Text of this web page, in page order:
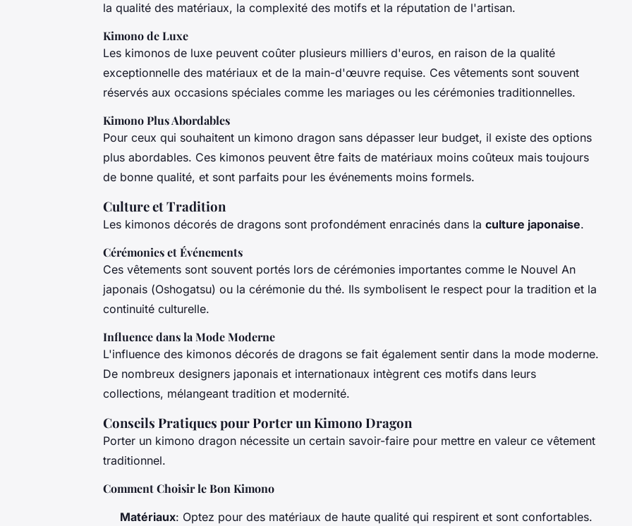
la qualité des matériaux, la complexité des motifs et la réputation de l'artisan.
Kimono de Luxe
Les kimonos de luxe peuvent coûter plusieurs milliers d'euros, en raison de la qualité
exceptionnelle des matériaux et de la main-d'œuvre requise. Ces vêtements sont souvent
réservés aux occasions spéciales comme les mariages ou les cérémonies traditionnelles.
Kimono Plus Abordables
Pour ceux qui souhaitent un kimono dragon sans dépasser leur budget, il existe des options
plus abordables. Ces kimonos peuvent être faits de matériaux moins coûteux mais toujours
de bonne qualité, et sont parfaits pour les événements moins formels.
Culture et Tradition
Les kimonos décorés de dragons sont profondément enracinés dans la culture japonaise.
Cérémonies et Événements
Ces vêtements sont souvent portés lors de cérémonies importantes comme le Nouvel An
japonais (Oshogatsu) ou la cérémonie du thé. Ils symbolisent le respect pour la tradition et la
continuité culturelle.
Influence dans la Mode Moderne
L'influence des kimonos décorés de dragons se fait également sentir dans la mode moderne.
De nombreux designers japonais et internationaux intègrent ces motifs dans leurs
collections, mélangeant tradition et modernité.
Conseils Pratiques pour Porter un Kimono Dragon
Porter un kimono dragon nécessite un certain savoir-faire pour mettre en valeur ce vêtement
traditionnel.
Comment Choisir le Bon Kimono
Matériaux: Optez pour des matériaux de haute qualité qui respirent et sont confortables.